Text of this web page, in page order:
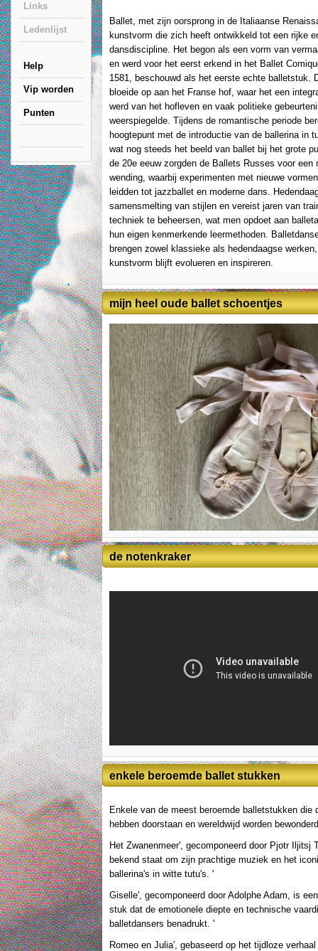
Links
Ledenlijst
Help
Vip worden
Punten
Ballet, met zijn oorsprong in de Italiaanse
kunstvorm die zich heeft ontwikkeld tot een rijke
dansdiscipline. Het begon als een vorm van
en werd voor het eerst erkend in het Ballet
1581, beschouwd als het eerste echte balletstuk.
bloeide op aan het Franse hof, waar het een
werd van het hofleven en vaak politieke
weerspiegelde. Tijdens de romantische periode
hoogtepunt met de introductie van de ballerina in
wat nog steeds het beeld van ballet bij het grote
de 20e eeuw zorgden de Ballets Russes voor een
wending, waarbij experimenten met nieuwe
leidden tot jazzballet en moderne dans.
samensmelting van stijlen en vereist jaren van
techniek te beheersen, wat men opdoet aan
hun eigen kenmerkende leermethoden.
brengen zowel klassieke als hedendaagse
kunstvorm blijft evolueren en inspireren.
mijn heel oude ballet schoentjes
de notenkraker
enkele beroemde ballet stukken
Enkele van de meest beroemde balletstukken die
hebben doorstaan en wereldwijd worden
Het Zwanenmeer', gecomponeerd door Pjotr Iljitsj
bekend staat om zijn prachtige muziek en het
ballerina's in witte tutu's. '
Giselle', gecomponeerd door Adolphe Adam, is
stuk dat de emotionele diepte en technische
balletdansers benadrukt. '
Romeo en Julia', gebaseerd op het tijdloze